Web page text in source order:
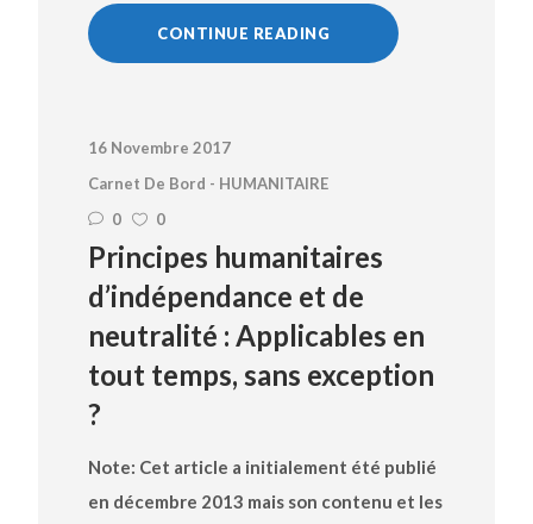
CONTINUE READING
16 Novembre 2017
Carnet De Bord - HUMANITAIRE
0
0
Principes humanitaires
d’indépendance et de
neutralité : Applicables en
tout temps, sans exception
?
Note: Cet article a initialement été publié
en décembre 2013 mais son contenu et les